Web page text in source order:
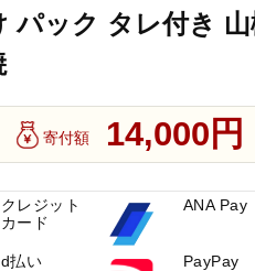
パック タレ付き 山
寄付額 14,000円
クレジット
カード
ANA Pay
d払い PayPay